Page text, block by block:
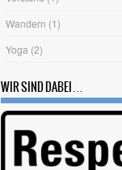
Wandern
(1)
Yoga
(2)
WIR SIND DABEI…